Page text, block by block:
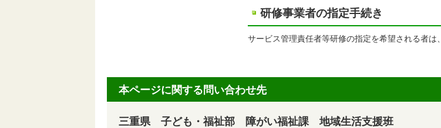
研修事業者の指定手続き
サービス管理責任者等研修の指定を希望される者は、
本ページに関する問い合わせ先
三重県 子ども・福祉部 障がい福祉課 地域生活支援班